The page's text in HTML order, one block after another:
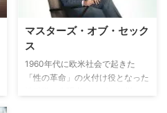
自分の妻を殺すために殺し屋のハ
ビエルと会話しているところを偶
然聞いてしまう。レティはその計
画を阻止しようと行動したことか
ら、ハビエルと関わり合うことに
なるのだが…。
マスターズ・オブ・セック
ス
1960年代に欧米社会で起きた
「性の革命」の火付け役となった